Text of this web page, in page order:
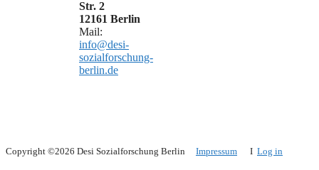
Str. 2
12161 Berlin
Mail:
info@desi-
sozialforschung-
berlin.de
Copyright ©2026 Desi Sozialforschung Berlin Impressum I Log in